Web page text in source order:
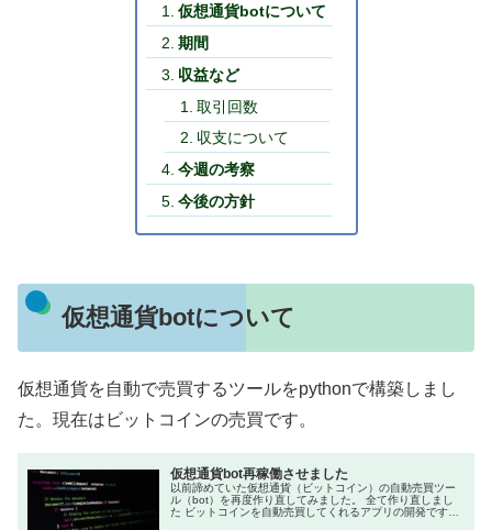
仮想通貨botについて
期間
収益など
取引回数
収支について
今週の考察
今後の方針
仮想通貨botについて
仮想通貨を自動で売買するツールをpythonで構築しまし
た。現在はビットコインの売買です。
仮想通貨bot再稼働させました
以前諦めていた仮想通貨（ビットコイン）の自動売買ツー
ル（bot）を再度作り直してみました。 全て作り直しまし
た ビットコインを自動売買してくれるアプリの開発です。